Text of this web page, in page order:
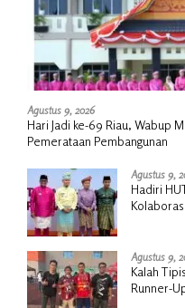
Agustus 9, 2026
Hari Jadi ke-69 Riau, Wabup
Pemerataan Pembangunan
Agustus 9,
Hadiri
Agustus 9,
Kalah
Runner-